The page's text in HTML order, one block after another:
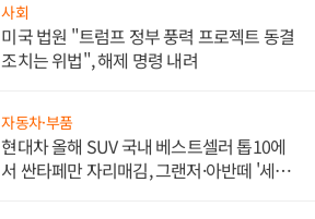
사회
미국 법원 "트럼프 정부 풍력 프로젝트 동결
조치는 위법", 해제 명령 내려
자동차·부품
현대차 올해 SUV 국내 베스트셀러 톱10에
서 싼타페만 자리매김, 그랜저·아반떼 '세단